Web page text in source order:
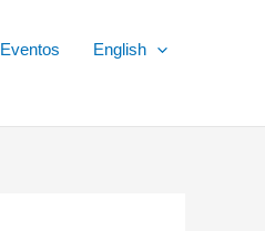
Eventos
English